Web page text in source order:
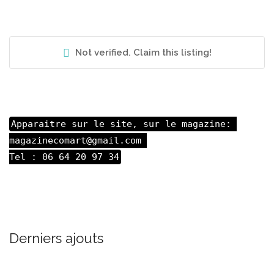
Not verified. Claim this listing!
Apparaitre sur le site, sur le magazine:
magazinecomart@gmail.com
Tel : 06 64 20 97 34
Derniers ajouts